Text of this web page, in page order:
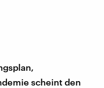
scheint den